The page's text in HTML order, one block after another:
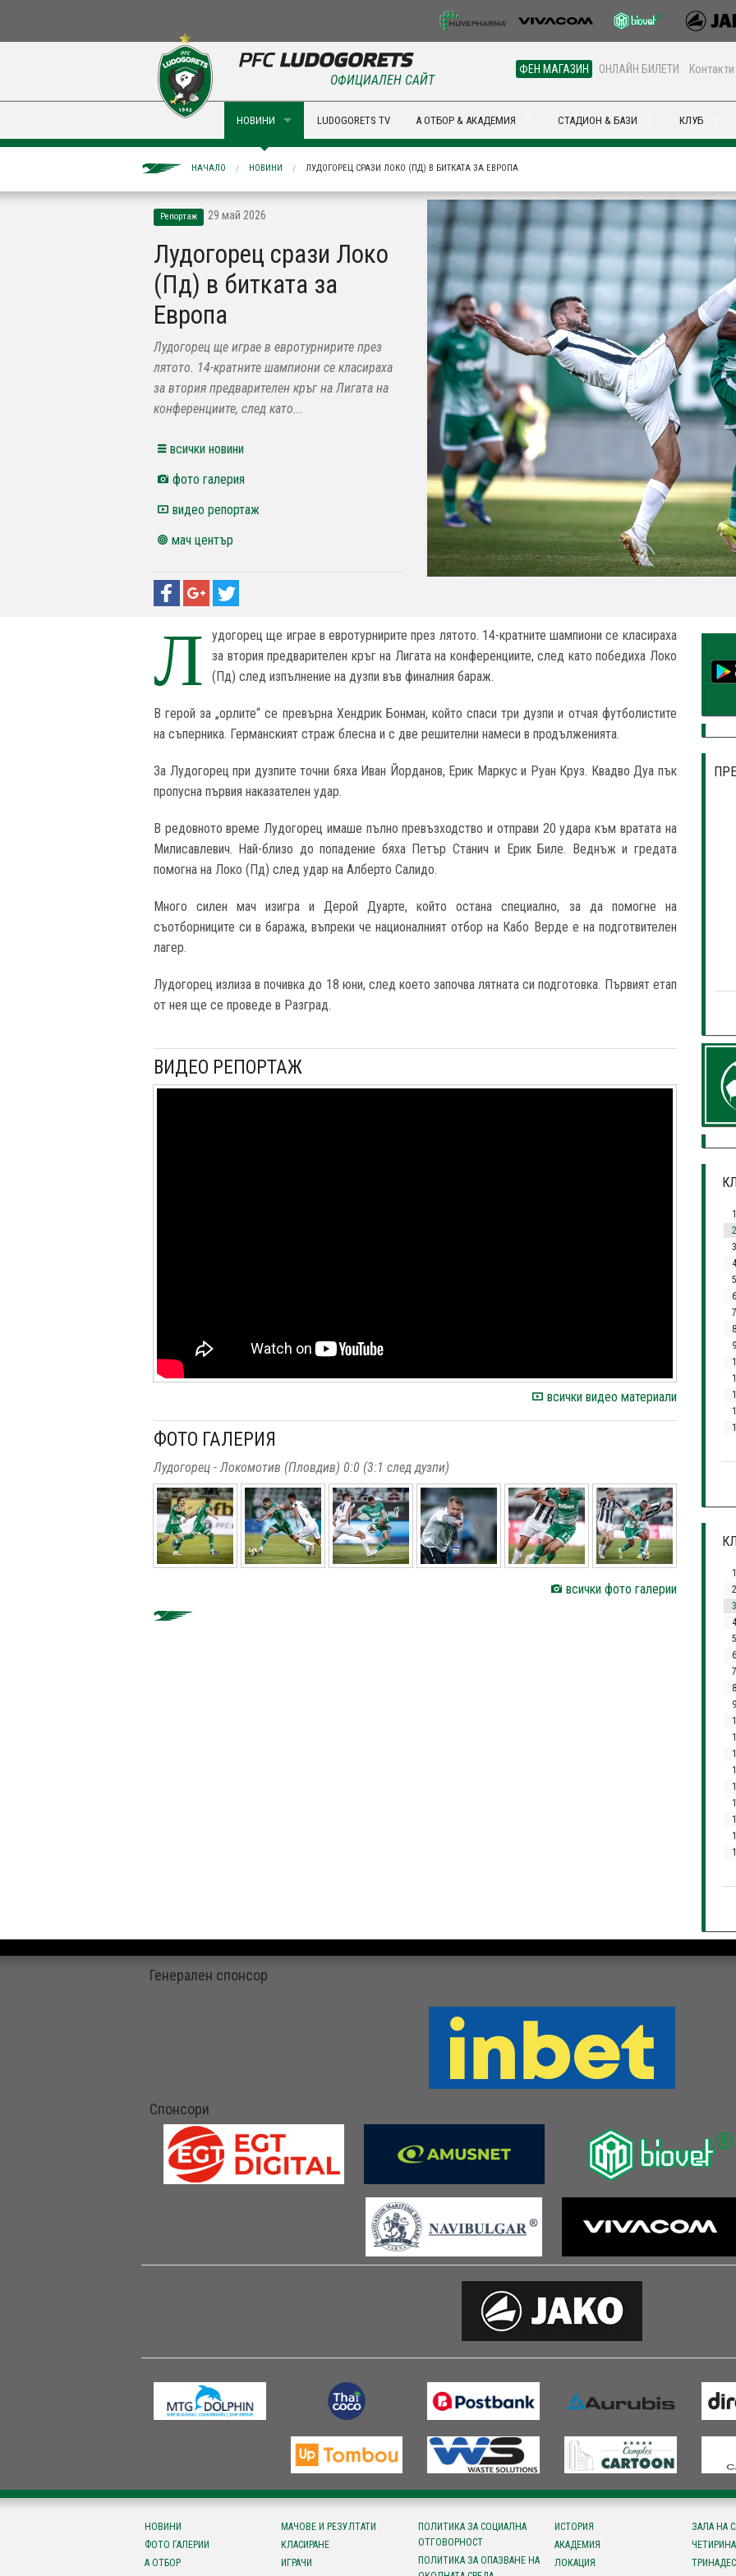
ФЕН МАГАЗИН ОНЛАЙН БИЛЕТИ Контакти
ОФИЦИАЛЕН САЙТ
НОВИНИ LUDOGORETS TV А ОТБОР & АКАДЕМИЯ СТАДИОН & БАЗИ КЛУБ
НАЧАЛО НОВИНИ ЛУДОГОРЕЦ СРАЗИ ЛОКО (ПД) В БИТКАТА ЗА ЕВРОПА
Репортаж 29 май 2026
Лудогорец срази Локо
(Пд) в битката за
Европа
Лудогорец ще играе в евротурнирите през
лятото. 14-кратните шампиони се класираха
за втория предварителен кръг на Лигата на
конференциите, след като...
всички новини
фото галерия
видео репортаж
мач център
Л
удогорец ще играе в евротурнирите през лятото. 14-кратните шампиони се класираха
за втория предварителен кръг на Лигата на конференциите, след като победиха Локо
(Пд) след изпълнение на дузпи във финалния бараж.
В герой за „орлите“ се превърна Хендрик Бонман, който спаси три дузпи и отчая футболистите
на съперника. Германският страж блесна и с две решителни намеси в продълженията.
За Лудогорец при дузпите точни бяха Иван Йорданов, Ерик Маркус и Руан Круз. Квадво Дуа пък
пропусна първия наказателен удар.
В редовното време Лудогорец имаше пълно превъзходство и отправи 20 удара към вратата на
Милисавлевич. Най-близо до попадение бяха Петър Станич и Ерик Биле. Веднъж и гредата
помогна на Локо (Пд) след удар на Алберто Салидо.
Много силен мач изигра и Дерой Дуарте, който остана специално, за да помогне на
съотборниците си в баража, въпреки че националният отбор на Кабо Верде е на подготвителен
лагер.
Лудогорец излиза в почивка до 18 юни, след което започва лятната си подготовка. Първият етап
от нея ще се проведе в Разград.
ВИДЕО РЕПОРТАЖ
всички видео материали
ФОТО ГАЛЕРИЯ
Лудогорец - Локомотив (Пловдив) 0:0 (3:1 след дузпи)
всички фото галерии
Генерален спонсор
Спонсори
НОВИНИ
ФОТО ГАЛЕРИИ
А ОТБОР
МАЧОВЕ И РЕЗУЛТАТИ
КЛАСИРАНЕ
ИГРАЧИ
ПОЛИТИКА ЗА СОЦИАЛНА
ОТГОВОРНОСТ
ПОЛИТИКА ЗА ОПАЗВАНЕ НА
ИСТОРИЯ
АКАДЕМИЯ
ЛОКАЦИЯ
ЗАЛА НА